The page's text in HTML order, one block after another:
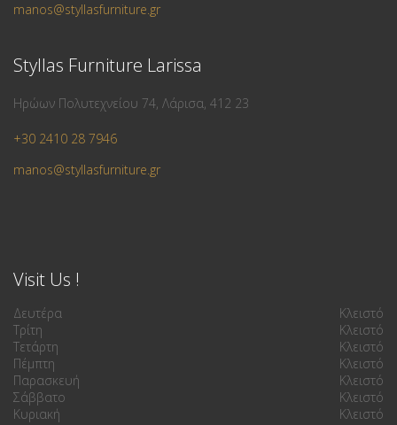
manos@styllasfurniture.gr
Styllas Furniture Larissa
Ηρώων Πολυτεχνείου 74, Λάρισα, 412 23
+30 2410 28 7946
manos@styllasfurniture.gr
Visit Us !
Δευτέρα
Κλειστό
Τρίτη
Κλειστό
Τετάρτη
Κλειστό
Πέμπτη
Κλειστό
Παρασκευή
Κλειστό
Σάββατο
Κλειστό
Κυριακή
Κλειστό